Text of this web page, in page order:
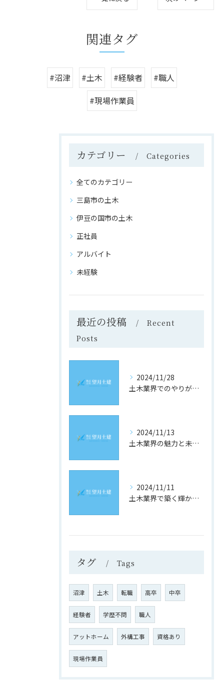
関連タグ
#沼津 #土木 #経験者
#職人
#現場作業員
カテゴリー Categories
全てのカテゴリー
三島市の土木
伊豆の国市の土木
正社員
アルバイト
未経験
最近の投稿
Recent
Posts
2024/11/28
土木業界でのやりがいと成長の道
2024/11/13
土木業界の魅力と未来への道
2024/11/11
土木業界で築く輝かしい未来
タグ Tags
沼津 土木 転職 高卒 中卒
経験者 学歴不問 職人
アットホーム 外構工事 資格あり
現場作業員